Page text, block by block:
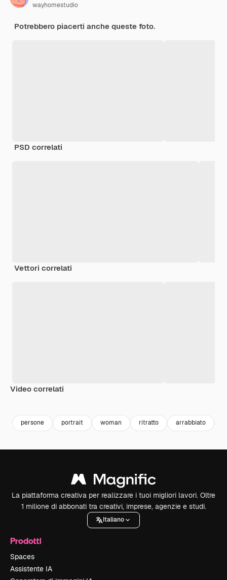
wayhomestudio
Potrebbero piacerti anche queste foto.
PSD correlati
Vettori correlati
Video correlati
persone portrait woman ritratto arrabbiato
La piattaforma creativa per realizzare i tuoi migliori lavori. Oltre
1 milione di abbonati tra creativi, imprese, agenzie e studi.
Italiano
Prodotti
Spaces
Assistente IA